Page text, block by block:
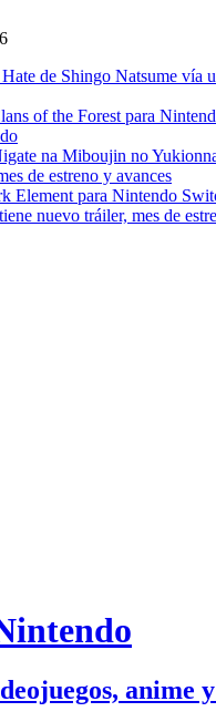
de Shingo Natsume vía
of the Forest para
na Miboujin no
de estreno y avances
Element para Nintendo
nuevo tráiler, mes de
anime